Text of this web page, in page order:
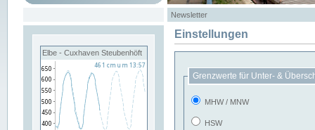
Newsletter
Elbe - Cuxhaven Steubenhöft
Einstellungen
Grenzwerte für Unter- &
MHW / MNW
HSW